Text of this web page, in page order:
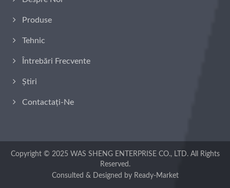
Produse
Tehnic
Întrebări Frecvente
Știri
Contactați-Ne
Copyright © 2025 WAS SHENG ENTERPRISE CO., LTD.All Rights
Reserved.
Consulted & Designed by Ready-Market